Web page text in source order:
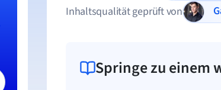
Inhaltsqualität geprüft von
Springe zu einem